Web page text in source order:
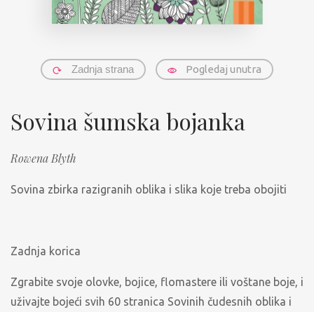
Zadnja strana Pogledaj unutra
Sovina šumska bojanka
Rowena Blyth
Sovina zbirka razigranih oblika i slika koje treba obojiti
Zadnja korica
Zgrabite svoje olovke, bojice, flomastere ili voštane boje, i
uživajte bojeći svih 60 stranica Sovinih čudesnih oblika i